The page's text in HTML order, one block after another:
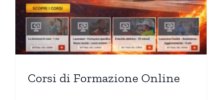
Corsi di Formazione Online